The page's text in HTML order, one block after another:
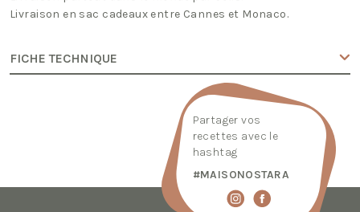
Livraison en sac cadeaux entre Cannes et Monaco.
FICHE TECHNIQUE
Partager vos
recettes avec le
hashtag
#MAISONOSTARA